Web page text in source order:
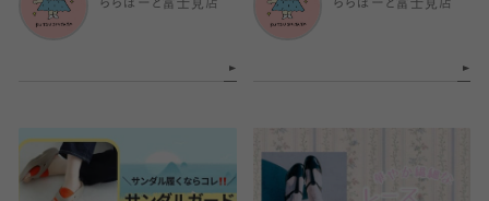
ららぽーと富士見店
ららぽーと富士見店